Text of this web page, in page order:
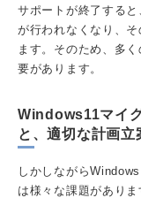
サポートが終了する
が行われなくなり、
ます。そのため、多
要があります。
Windows11マイ
と、適切な計画
しかしながら
は様々な課題がありま